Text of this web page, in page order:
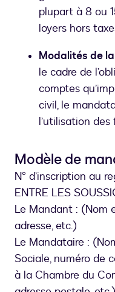
plupart à 8 ou
loyers hors
Modalités de
le cadre de
comptes
civil, le
l’utilisation
Modèle de
N° d’inscription au
ENTRE LES
Le Mandant : (Nom
adresse, etc.)
Le Mandataire :
Sociale, numéro de
à la Chambre du